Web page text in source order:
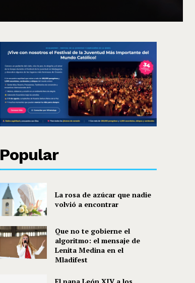
Popular
La rosa de azúcar que nadie
volvió a encontrar
Que no te gobierne el
algoritmo: el mensaje de
Lenita Medina en el
Mladifest